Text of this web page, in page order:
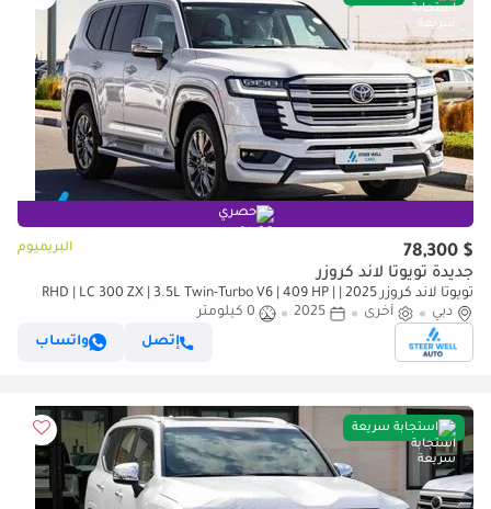
حصري
$ 78,300 البريميوم
جديدة تويوتا لاند كروزر
تويوتا لاند كروزر 2025 | RHD | LC 300 ZX | 3.5L Twin-Turbo V6 | 409 HP |
4WD | For Export
دبي أخرى 2025
0 كيلومتر
إتصل
واتساب
استجابة سريعة